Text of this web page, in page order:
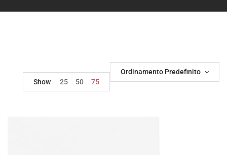
Ordinamento Predefinito
Show
25 50 75